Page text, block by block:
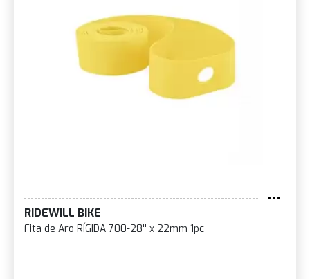
RIDEWILL BIKE
Fita de Aro RÍGIDA 700-28'' x 22mm 1pc